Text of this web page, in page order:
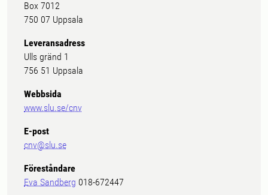
Box 7012
750 07 Uppsala
Leveransadress
Ulls gränd 1
756 51 Uppsala
Webbsida
www.slu.se/cnv
E-post
cnv@slu.se
Föreståndare
Eva Sandberg 018-672447